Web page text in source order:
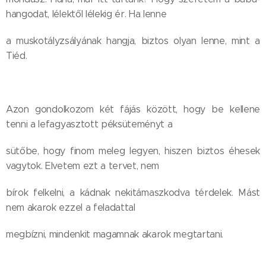
hangodat, lélektől lélekig ér. Ha lenne
a muskotályzsályának hangja, biztos olyan lenne, mint a
Tiéd.
Azon gondolkozom két fájás között, hogy be kellene
tenni a lefagyasztott péksüteményt a
sütőbe, hogy finom meleg legyen, hiszen biztos éhesek
vagytok. Elvetem ezt a tervet, nem
bírok felkelni, a kádnak nekitámaszkodva térdelek. Mást
nem akarok ezzel a feladattal
megbízni, mindenkit magamnak akarok megtartani.